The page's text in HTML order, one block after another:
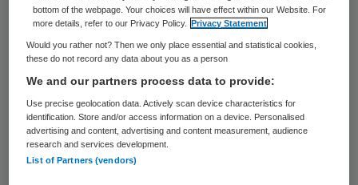
famous Michelangelo painting in the Sistine Chapel; titled, "The Creation of
6/2012
Nanotechnologie wordt steeds meer
gebruikt voor medische hulpmiddelen. Dat
blijkt uit een inventarisatie van het RIVM.
bottom of the webpage. Your choices will have effect within our Website. For
more details, refer to our Privacy Policy.
Privacy Statement
Would you rather not? Then we only place essential and statistical cookies,
these do not record any data about you as a person
We and our partners process data to provide:
Use precise geolocation data. Actively scan device characteristics for
identification. Store and/or access information on a device. Personalised
advertising and content, advertising and content measurement, audience
research and services development.
List of Partners (vendors)